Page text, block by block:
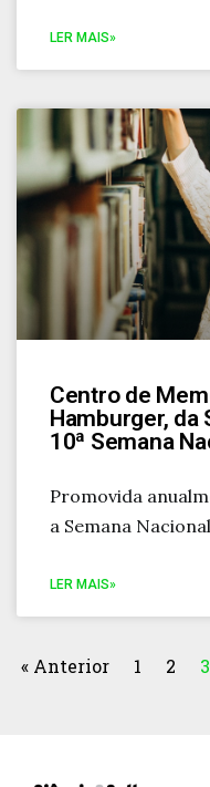
LER MAIS»
Centro de
Hamburger, da
10ª Semana
Promovida
a Semana
LER MAIS»
« Anterior 1 2 3